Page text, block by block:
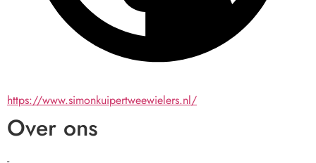
https://www.simonkuipertweewielers.nl/
Over ons